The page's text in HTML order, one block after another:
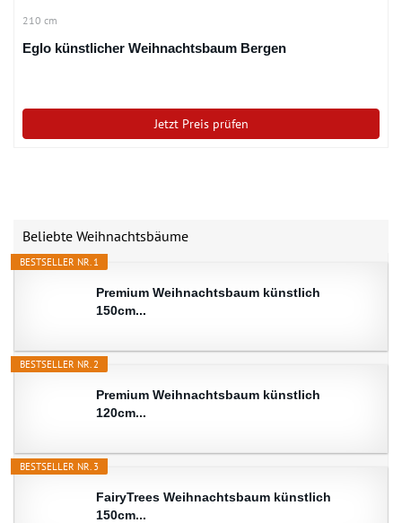
210 cm
Eglo künstlicher Weihnachtsbaum Bergen
Jetzt Preis prüfen
Beliebte Weihnachtsbäume
BESTSELLER NR. 1
Premium Weihnachtsbaum künstlich
150cm...
BESTSELLER NR. 2
Premium Weihnachtsbaum künstlich
120cm...
BESTSELLER NR. 3
FairyTrees Weihnachtsbaum künstlich
150cm...